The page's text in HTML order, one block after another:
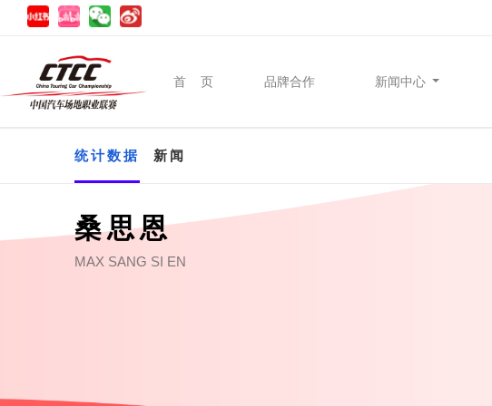
首 页 品牌合作 新闻中心
统计数据 新闻
桑思恩
MAX SANG SI EN